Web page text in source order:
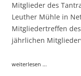
Mitglieder des
Leuther Mühle in
Mitgliedertreffen
jährlichen
weiterlesen ...